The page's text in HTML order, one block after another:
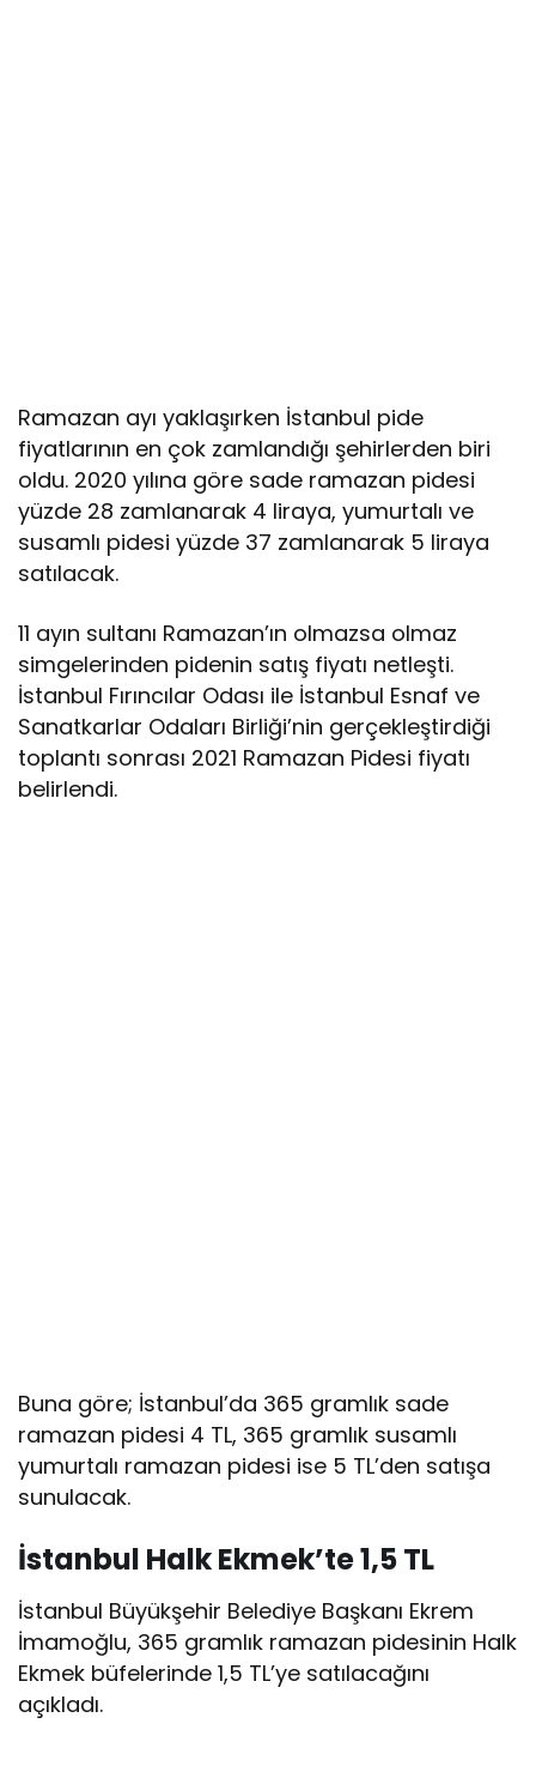
Ramazan ayı yaklaşırken İstanbul pide
fiyatlarının en çok zamlandığı şehirlerden biri
oldu. 2020 yılına göre sade ramazan pidesi
yüzde 28 zamlanarak 4 liraya, yumurtalı ve
susamlı pidesi yüzde 37 zamlanarak 5 liraya
satılacak.
11 ayın sultanı Ramazan’ın olmazsa olmaz
simgelerinden pidenin satış fiyatı netleşti.
İstanbul Fırıncılar Odası ile İstanbul Esnaf ve
Sanatkarlar Odaları Birliği’nin gerçekleştirdiği
toplantı sonrası 2021 Ramazan Pidesi fiyatı
belirlendi.
Buna göre; İstanbul’da 365 gramlık sade
ramazan pidesi 4 TL, 365 gramlık susamlı
yumurtalı ramazan pidesi ise 5 TL’den satışa
sunulacak.
İstanbul Halk Ekmek’te 1,5 TL
İstanbul Büyükşehir Belediye Başkanı Ekrem
İmamoğlu, 365 gramlık ramazan pidesinin Halk
Ekmek büfelerinde 1,5 TL’ye satılacağını
açıkladı.